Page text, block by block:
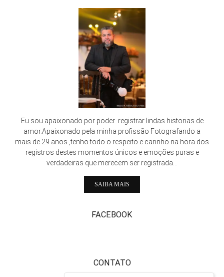
Eu sou apaixonado por poder registrar lindas historias de
amor.Apaixonado pela minha profissão Fotografando a
mais de 29 anos ,tenho todo o respeito e carinho na hora dos
registros destes momentos únicos e emoções puras e
verdadeiras que merecem ser registrada...
SAIBA MAIS
FACEBOOK
CONTATO